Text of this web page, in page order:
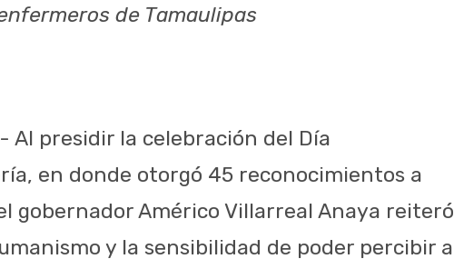
de Tamaulipas
Al presidir la celebración del Día
en donde otorgó 45 reconocimientos a
gobernador Américo Villarreal Anaya reiteró
y la sensibilidad de poder percibir a